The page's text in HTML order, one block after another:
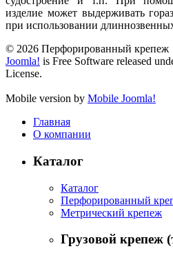
изделие может выдерживать
при использовании
© 2026 Перфорированный крепеж
Joomla! is Free Software released
License.
Mobile version by Mobile Joomla!
Главная
О компании
Каталог
Каталог
Перфорированный
Метрический крепеж
Грузовой крепеж